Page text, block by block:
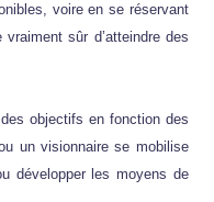
voire en se réservant
sûr d’atteindre des
objectifs en fonction des
un visionnaire se mobilise
développer les moyens de